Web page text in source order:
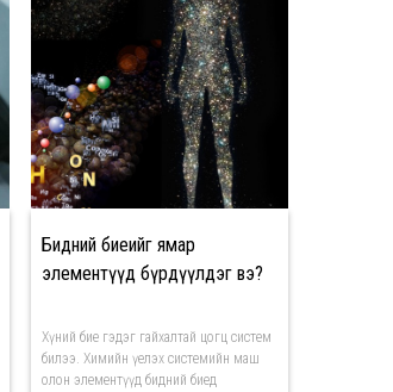
Бидний биеийг ямар
элементүүд бүрдүүлдэг вэ?
Хүний бие гэдэг гайхалтай цогц систем
билээ. Химийн үелэх системийн маш
олон элементүүд бидний биед